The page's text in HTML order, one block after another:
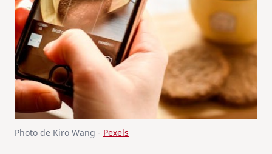
Photo de Kiro Wang - Pexels